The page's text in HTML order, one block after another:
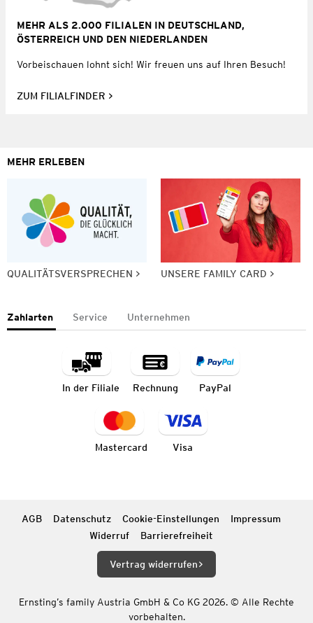
MEHR ALS 2.000 FILIALEN IN DEUTSCHLAND,
ÖSTERREICH UND DEN NIEDERLANDEN
Vorbeischauen lohnt sich! Wir freuen uns auf Ihren Besuch!
ZUM FILIALFINDER
MEHR ERLEBEN
QUALITÄTSVERSPRECHEN UNSERE FAMILY CARD
Zahlarten Service Unternehmen
In der Filiale Rechnung PayPal
Mastercard Visa
AGB Datenschutz Cookie-Einstellungen
Impressum
Widerruf
Barrierefreiheit
Vertrag widerrufen
Ernsting’s family Austria GmbH & Co KG 2026. © Alle Rechte
vorbehalten.